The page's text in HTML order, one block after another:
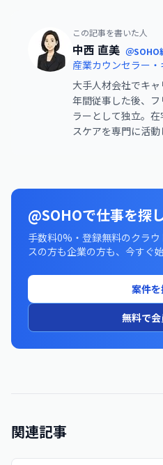
この記事を書いた人
中西 直美 ＠SOHO
産業カウンセラー
大手人材会社でキ
年間従事した後、
ラーとして独立。
スケアを専門に活動
@SOHOで仕事を探
手数料0%・登録無料のクラ
スの方も企業の方も、今すぐ
案件
無料で
関連記事